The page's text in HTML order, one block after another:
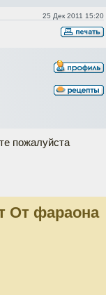
25 Дек 2011 15:20
пожалуйста
От фараона